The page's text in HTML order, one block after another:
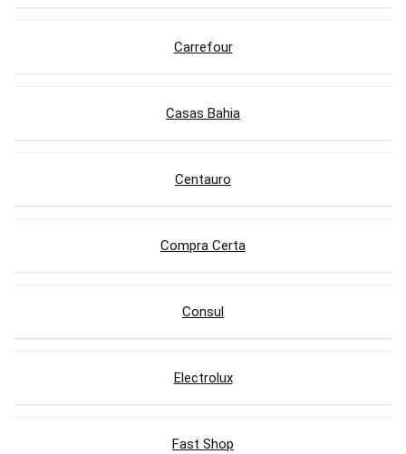
Carrefour
Casas Bahia
Centauro
Compra Certa
Consul
Electrolux
Fast Shop